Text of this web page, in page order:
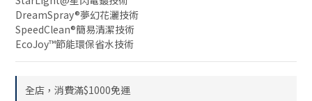
DreamSpray®夢幻花灑技術
SpeedClean®簡易清潔技術
EcoJoy™節能環保省水技術
全店，消費滿$1000免運